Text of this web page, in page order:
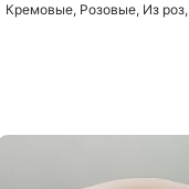
Кремовые, Розовые, Из роз,